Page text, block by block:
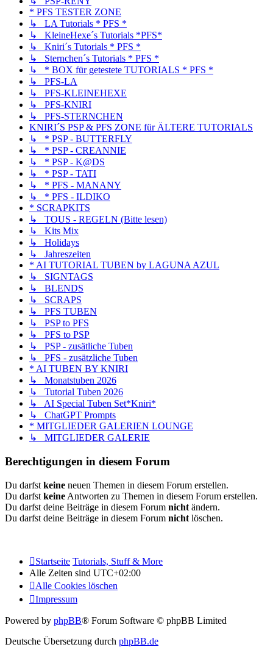
* PFS TESTER ZONE
↳ LA Tutorials * PFS *
↳ KleineHexe´s Tutorials *PFS*
↳ Kniri´s Tutorials * PFS *
↳ Sternchen´s Tutorials * PFS *
↳ * BOX für getestete TUTORIALS * PFS *
↳ PFS-LA
↳ PFS-KLEINEHEXE
↳ PFS-KNIRI
↳ PFS-STERNCHEN
KNIRI´S PSP & PFS ZONE für ÄLTERE TUTORIALS
↳ * PSP - BUTTERFLY
↳ * PSP - CREANNIE
↳ * PSP - K@DS
↳ * PSP - TATI
↳ * PFS - MANANY
↳ * PFS - ILDIKO
* SCRAPKITS
↳ TOUS - REGELN (Bitte lesen)
↳ Kits Mix
↳ Holidays
↳ Jahreszeiten
* AI TUTORIAL TUBEN by LAGUNA AZUL
↳ SIGNTAGS
↳ BLENDS
↳ SCRAPS
↳ PFS TUBEN
↳ PSP to PFS
↳ PFS to PSP
↳ PSP - zusätliche Tuben
↳ PFS - zusätzliche Tuben
* AI TUBEN BY KNIRI
↳ Monatstuben 2026
↳ Tutorial Tuben 2026
↳ AI Special Tuben Set*Kniri*
↳ ChatGPT Prompts
* MITGLIEDER GALERIEN LOUNGE
↳ MITGLIEDER GALERIE
Berechtigungen in diesem Forum
Du darfst keine neuen Themen in diesem Forum erstellen.
Du darfst keine Antworten zu Themen in diesem Forum erstellen.
Du darfst deine Beiträge in diesem Forum nicht ändern.
Du darfst deine Beiträge in diesem Forum nicht löschen.
Startseite Tutorials, Stuff & More
Alle Zeiten sind UTC+02:00
Alle Cookies löschen
Impressum
Powered by phpBB® Forum Software © phpBB Limited
Deutsche Übersetzung durch phpBB.de